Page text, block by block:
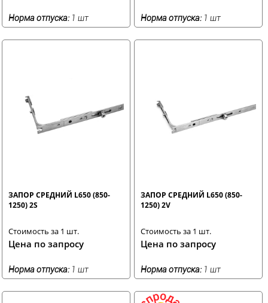
Норма отпуска: 1 шт Норма отпуска: 1 шт
ЗАПОР СРЕДНИЙ L650 (850-
1250) 2S
Стоимость за 1 шт.
Цена по запросу
Норма отпуска: 1 шт
ЗАПОР СРЕДНИЙ L650 (850-
1250) 2V
Стоимость за 1 шт.
Цена по запросу
Норма отпуска: 1 шт